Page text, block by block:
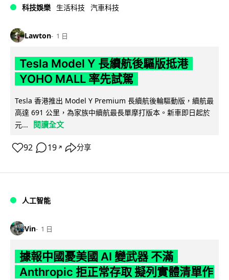
科技娛樂 生活科技 汽車科技
Lawton 1 日
Tesla Model Y 長續航後驅版抵港
YOHO MALL 率先試駕
Tesla 香港推出 Model Y Premium 長續航後輪驅動版，續航最
高達 691 公里，為家族中續航最長單摩打版本。新車即日起於
元...
閱讀全文
92 19 ↗ 分享
人工智能
Vin 1 日
據報中國憂美國 AI 變武器 不滿
Anthropic 拒正常存取 擬列實體清單作